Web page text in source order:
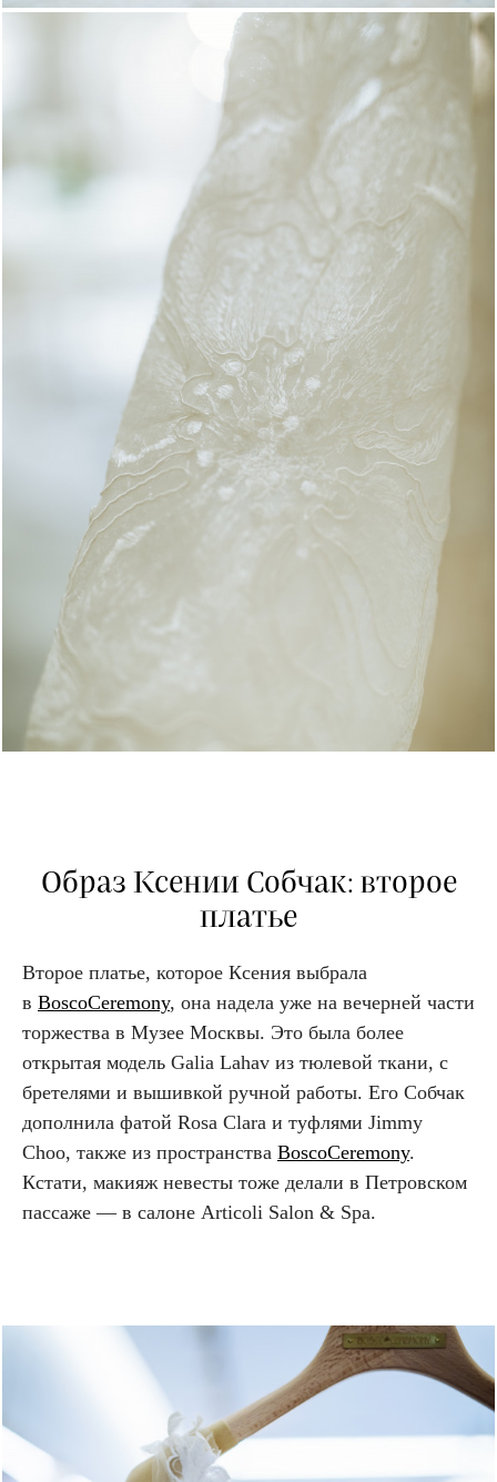
Образ Ксении Собчак: второе
платье
Второе платье, которое Ксения выбрала
в BoscoCeremony, она надела уже на вечерней части
торжества в Музее Москвы. Это была более
открытая модель Galia Lahav из тюлевой ткани, с
бретелями и вышивкой ручной работы. Его Собчак
дополнила фатой Rosa Clara и туфлями Jimmy
Choo, также из пространства BoscoCeremony.
Кстати, макияж невесты тоже делали в Петровском
пассаже — в салоне Articoli Salon & Spa.